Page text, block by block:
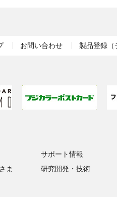
お問い合わせ 製品登録（
ま
サポート情報
研究開発・技術